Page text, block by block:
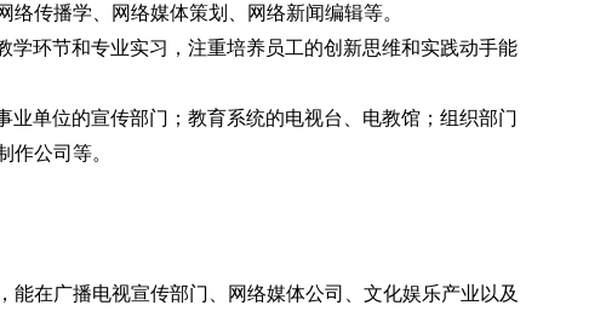
传播学、网络媒体策划、网络新闻编辑等。
环节和专业实习，注重培养员工的创新思维和实践动手能
单位的宣传部门；教育系统的电视台、电教馆；组织部门
作公司等。
在广播电视宣传部门、网络媒体公司、文化娱乐产业以及